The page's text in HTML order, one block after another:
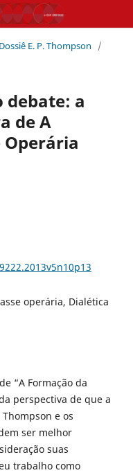
E. P. Thompson
/
debate: a
de A
Operária
operária, Dialética
“A Formação da
perspectiva de que a
e os
ser melhor
suas
trabalho como